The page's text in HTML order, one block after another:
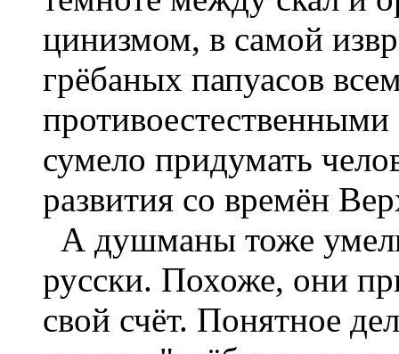
цинизмом, в самой
грёбаных папуасов
сумело придумать
развития со времён
А душманы тоже
русски. Похоже, они
свой счёт. Понятное